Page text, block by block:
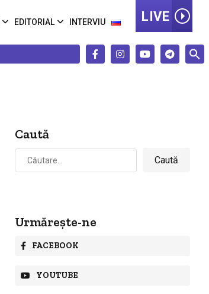
EDITORIAL INTERVIU LIVE
Caută
Caută
după:
Urmărește-ne
FACEBOOK
YOUTUBE